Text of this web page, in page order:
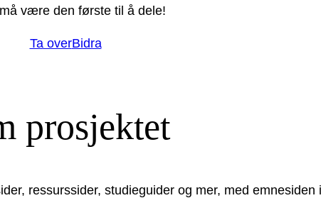
være den første til å dele!
Ta overBidra
prosjektet
ressurssider, studieguider og mer, med